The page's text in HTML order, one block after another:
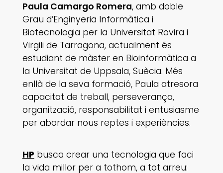
Paula Camargo Romera, amb doble
Grau d’Enginyeria Informàtica i
Biotecnologia per la Universitat Rovira i
Virgili de Tarragona, actualment és
estudiant de màster en Bioinformàtica a
la Universitat de Uppsala, Suècia. Més
enllà de la seva formació, Paula atresora
capacitat de treball, perseverança,
organització, responsabilitat i entusiasme
per abordar nous reptes i experiències.
HP busca crear una tecnologia que faci
la vida millor per a tothom, a tot arreu: